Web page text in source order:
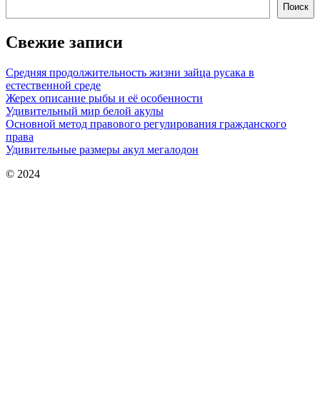
Поиск
Свежие записи
Средняя продолжительность жизни зайца русака в
естественной среде
Жерех описание рыбы и её особенности
Удивительный мир белой акулы
Основной метод правового регулирования гражданского
права
Удивительные размеры акул мегалодон
© 2024